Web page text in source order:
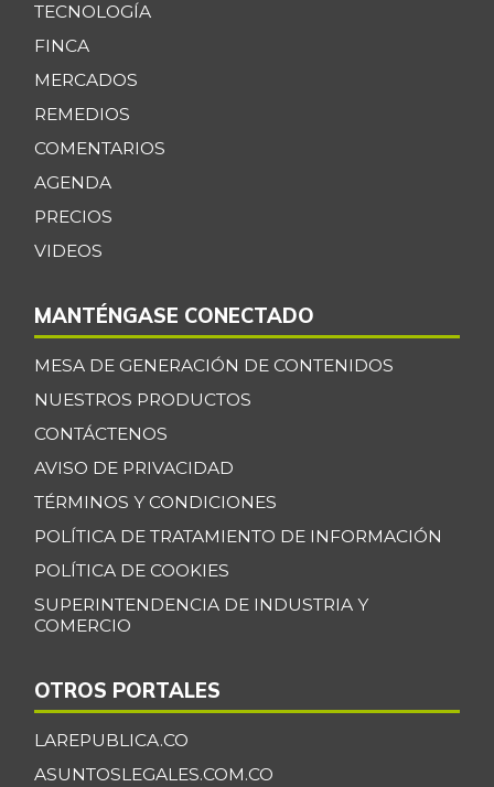
TECNOLOGÍA
FINCA
MERCADOS
REMEDIOS
COMENTARIOS
AGENDA
PRECIOS
VIDEOS
MANTÉNGASE CONECTADO
MESA DE GENERACIÓN DE CONTENIDOS
NUESTROS PRODUCTOS
CONTÁCTENOS
AVISO DE PRIVACIDAD
TÉRMINOS Y CONDICIONES
POLÍTICA DE TRATAMIENTO DE INFORMACIÓN
POLÍTICA DE COOKIES
SUPERINTENDENCIA DE INDUSTRIA Y
COMERCIO
OTROS PORTALES
LAREPUBLICA.CO
ASUNTOSLEGALES.COM.CO